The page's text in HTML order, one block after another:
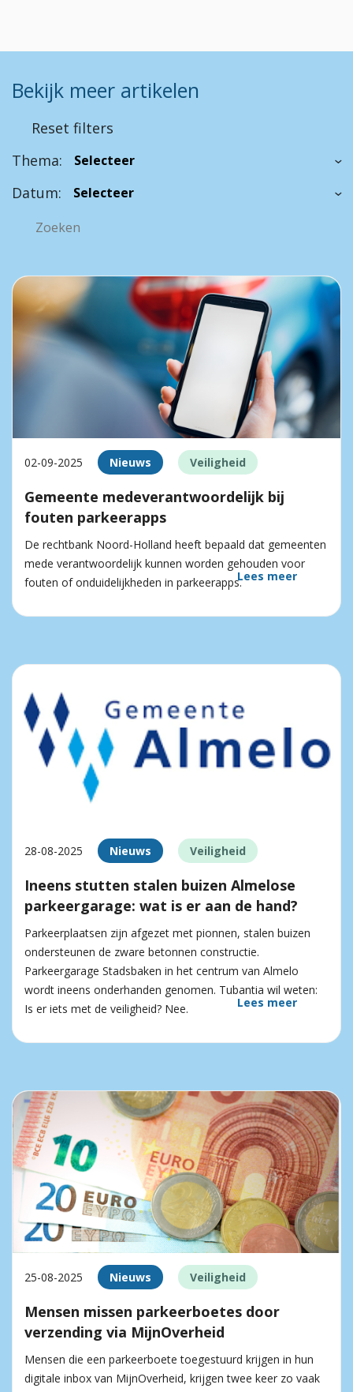
Bekijk meer artikelen
Reset filters
Thema:
Datum:
02-09-2025 Nieuws Veiligheid
Gemeente medeverantwoordelijk bij
fouten parkeerapps
De rechtbank Noord-Holland heeft bepaald dat gemeenten
mede verantwoordelijk kunnen worden gehouden voor
fouten of onduidelijkheden in parkeerapps.Lees meer
28-08-2025 Nieuws Veiligheid
Ineens stutten stalen buizen Almelose
parkeergarage: wat is er aan de hand?
Parkeerplaatsen zijn afgezet met pionnen, stalen buizen
ondersteunen de zware betonnen constructie.
Parkeergarage Stadsbaken in het centrum van Almelo
wordt ineens onderhanden genomen. Tubantia wil weten:
Is er iets met de veiligheid? Nee.
Lees meer
25-08-2025 Nieuws Veiligheid
Mensen missen parkeerboetes door
verzending via MijnOverheid
Mensen die een parkeerboete toegestuurd krijgen in hun
digitale inbox van MijnOverheid, krijgen twee keer zo vaak